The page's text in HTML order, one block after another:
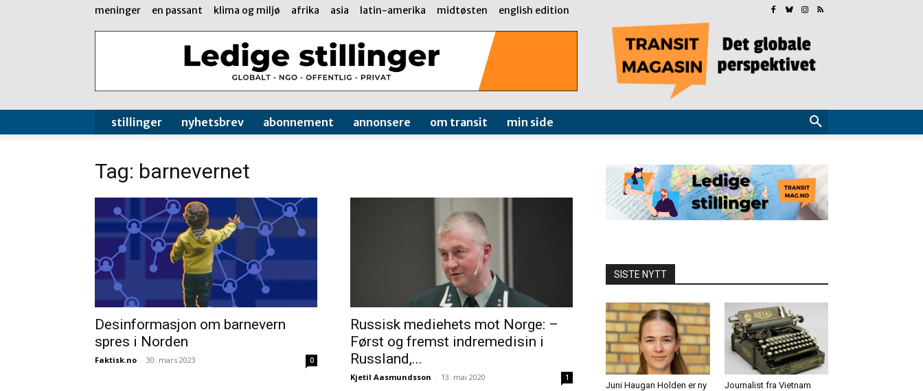
meninger en passant klima og miljø afrika asia latin-amerika midtøsten english edition
stillinger nyhetsbrev abonnement annonsere om transit min side
Tag: barnevernet
Desin­for­masjon om barnevern
spres i Norden
Faktisk.no - 30. mars 2023 0
Russisk mediehets mot Norge: –
Først og fremst indremedisin i
Russland,...
Kjetil Aasmundsson - 13. mai 2020 1
SISTE NYTT
Juni Haugan Holden er ny
Journalist fra Vietnam